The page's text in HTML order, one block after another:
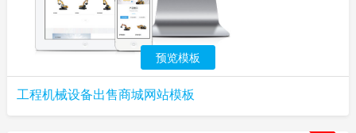
预览模板
工程机械设备出售商城网站模板